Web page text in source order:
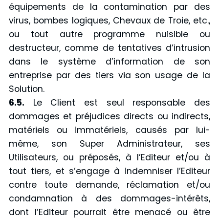
équipements de la contamination par des
virus, bombes logiques, Chevaux de Troie, etc.,
ou tout autre programme nuisible ou
destructeur, comme de tentatives d’intrusion
dans le système d’information de son
entreprise par des tiers via son usage de la
Solution.
6.5. Le Client est seul responsable des
dommages et préjudices directs ou indirects,
matériels ou immatériels, causés par lui-
même, son Super Administrateur, ses
Utilisateurs, ou préposés, à l’Editeur et/ou à
tout tiers, et s’engage à indemniser l’Editeur
contre toute demande, réclamation et/ou
condamnation à des dommages-intérêts,
dont l’Editeur pourrait être menacé ou être